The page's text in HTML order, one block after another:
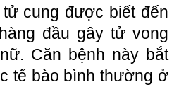
cung được biết đến
đầu gây tử vong
Căn bệnh này bắt
tế bào bình thường ở